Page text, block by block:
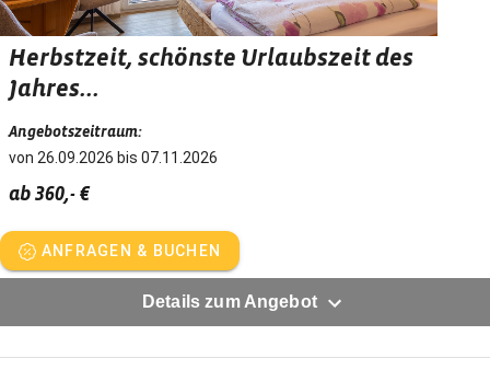
Herbstzeit, schönste Urlaubszeit des
Jahres...
Angebotszeitraum:
von 26.09.2026 bis 07.11.2026
ab 360,- €
ANFRAGEN & BUCHEN
Details zum Angebot